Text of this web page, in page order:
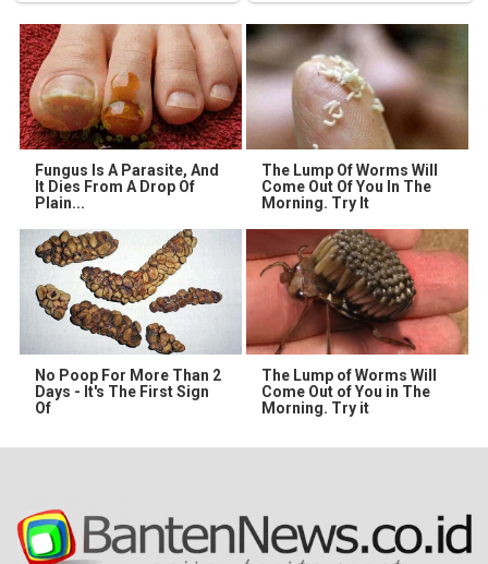
Fungus Is A Parasite, And
It Dies From A Drop Of
Plain...
The Lump Of Worms Will
Come Out Of You In The
Morning. Try It
No Poop For More Than 2
Days - It's The First Sign
Of
The Lump of Worms Will
Come Out of You in The
Morning. Try it